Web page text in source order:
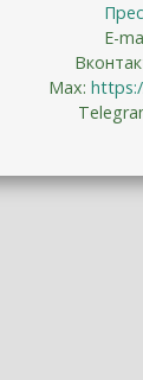
E-
Max: